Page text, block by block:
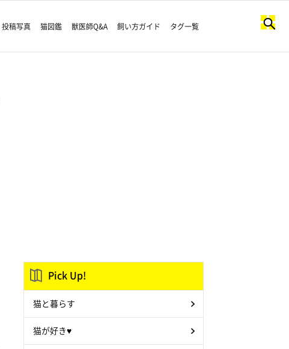
投稿写真 猫図鑑 獣医師Q&A 飼い方ガイド タグ一覧
Pick Up!
猫と暮らす
猫が好き♥